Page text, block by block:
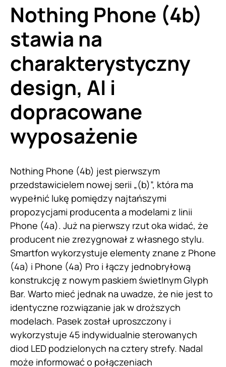
Nothing Phone (4b)
stawia na
charakterystyczny
design, AI i
dopracowane
wyposażenie
Nothing Phone (4b) jest pierwszym
przedstawicielem nowej serii „(b)”, która ma
wypełnić lukę pomiędzy najtańszymi
propozycjami producenta a modelami z linii
Phone (4a). Już na pierwszy rzut oka widać, że
producent nie zrezygnował z własnego stylu.
Smartfon wykorzystuje elementy znane z Phone
(4a) i Phone (4a) Pro i łączy jednobryłową
konstrukcję z nowym paskiem świetlnym Glyph
Bar. Warto mieć jednak na uwadze, że nie jest to
identyczne rozwiązanie jak w droższych
modelach. Pasek został uproszczony i
wykorzystuje 45 indywidualnie sterowanych
diod LED podzielonych na cztery strefy. Nadal
może informować o połączeniach